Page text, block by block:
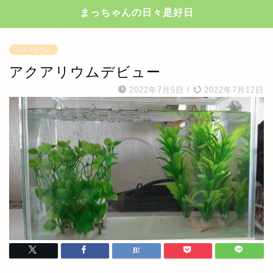
まっちゃんの日々是好日
アクアリウム
アクアリウムデビュー
2022年7月5日 / 2022年7月12日